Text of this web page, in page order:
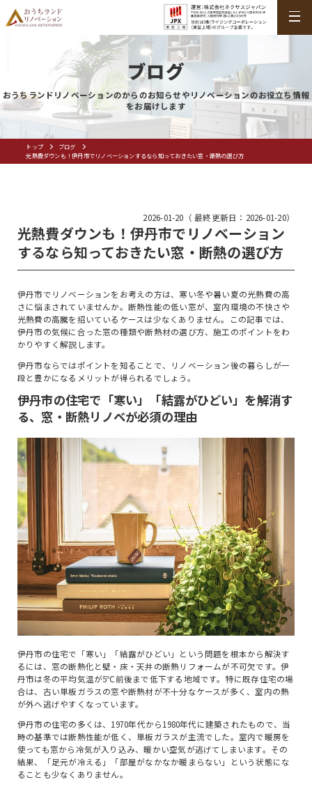
ブログ
おうちランドリノベーションのからのお知らせやリノベーションのお役立ち情報
をお届けします
トップ
ブログ
光熱費ダウンも！伊丹市でリノベーションするなら知っておきたい窓・断熱の選び方
2026-01-20（ 最終更新日：2026-01-20）
光熱費ダウンも！伊丹市でリノベーション
するなら知っておきたい窓・断熱の選び方
伊丹市でリノベーションをお考えの方は、寒い冬や暑い夏の光熱費の高
さに悩まされていませんか。断熱性能の低い窓が、室内環境の不快さや
光熱費の高騰を招いているケースは少なくありません。この記事では、
伊丹市の気候に合った窓の種類や断熱材の選び方、施工のポイントをわ
かりやすく解説します。
伊丹市ならではポイントを知ることで、リノベーション後の暮らしが一
段と豊かになるメリットが得られるでしょう。
伊丹市の住宅で「寒い」「結露がひどい」を解消す
る、窓・断熱リノベが必須の理由
伊丹市の住宅で「寒い」「結露がひどい」という問題を根本から解決す
るには、窓の断熱化と壁・床・天井の断熱リフォームが不可欠です。伊
丹市は冬の平均気温が5℃前後まで低下する地域です。特に既存住宅の場
合は、古い単板ガラスの窓や断熱材が不十分なケースが多く、室内の熱
が外へ逃げやすくなっています。
伊丹市の住宅の多くは、1970年代から1980年代に建築されたもので、当
時の基準では断熱性能が低く、単板ガラスが主流でした。室内で暖房を
使っても窓から冷気が入り込み、暖かい空気が逃げてしまいます。その
結果、「足元が冷える」「部屋がなかなか暖まらない」という状態にな
ることも少なくありません。